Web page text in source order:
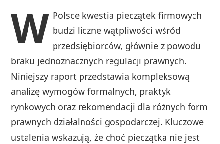
W Polsce kwestia pieczątek firmowych
budzi liczne wątpliwości wśród
przedsiębiorców, głównie z powodu
braku jednoznacznych regulacji prawnych.
Niniejszy raport przedstawia kompleksową
analizę wymogów formalnych, praktyk
rynkowych oraz rekomendacji dla różnych form
prawnych działalności gospodarczej. Kluczowe
ustalenia wskazują, że choć pieczątka nie jest